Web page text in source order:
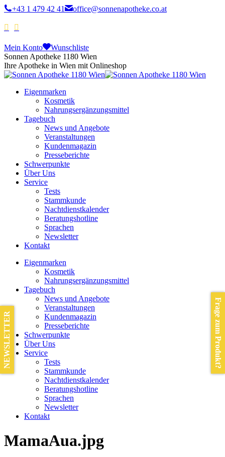
+43 1 479 42 41 office@sonnenapotheke.co.at
Mein Konto
Wunschliste
Sonnen Apotheke 1180 Wien
Ihre Apotheke in Wien mit Onlineshop
Eigenmarken
Kosmetik
Nahrungsergänzungsmittel
Tagebuch
News und Angebote
Veranstaltungen
Kundenmagazin
Presseberichte
Schwerpunkte
Über Uns
Service
Tests
Stammkunde
Nachtdienstkalender
Beratungshotline
Sprachen
Newsletter
Kontakt
Eigenmarken
Kosmetik
Nahrungsergänzungsmittel
Tagebuch
News und Angebote
Veranstaltungen
Kundenmagazin
Presseberichte
Schwerpunkte
Über Uns
Service
Tests
Stammkunde
Nachtdienstkalender
Beratungshotline
Sprachen
Newsletter
Kontakt
MamaAua.jpg
Frage zum Produkt?
NEWSLETTER